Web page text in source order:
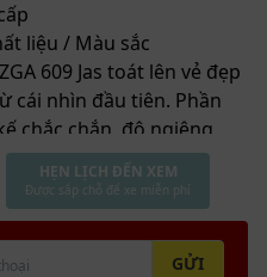
liệu / Màu sắc
609 Jas toát lên vẻ đẹp
cái nhìn đầu tiên. Phần
chắc chắn, độ ngiêng
một cách tỉ mỉ với chút
thật sự thoải mái ngay
quá lâu…
HẸN LỊCH ĐẾN XEM
Được sắp chỗ để xe miễn phí
GỬI